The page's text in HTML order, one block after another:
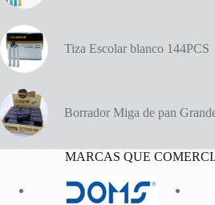
Tiza Escolar blanco 144PCS
Borrador Miga de pan
MARCAS QUE